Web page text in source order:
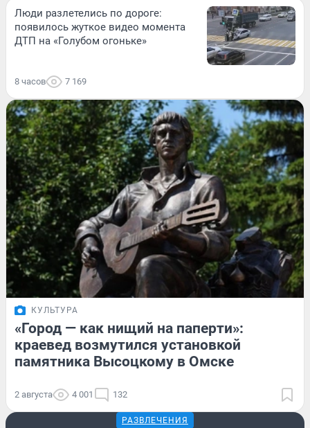
Люди разлетелись по дороге:
появилось жуткое видео момента
ДТП на «Голубом огоньке»
8 часов 7 169
КУЛЬТУРА
«Город — как нищий на паперти»:
краевед возмутился установкой
памятника Высоцкому в Омске
2 августа 4 001 132
РАЗВЛЕЧЕНИЯ